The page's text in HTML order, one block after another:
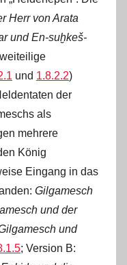
Herr von Arata
und En-suḫkeš-
und 1.8.2.2)
der
als
mehrere
König
Eingang in das
Gilgamesch
und der
und
; Version B: